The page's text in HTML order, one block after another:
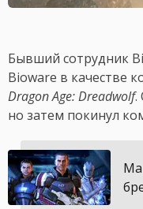
Бывший сотрудник
Bioware в качестве
Dragon Age: Dreadwolf.
но затем покинул